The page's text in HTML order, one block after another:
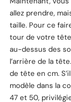
allez prendre,
taille. Pour ce
tour de votre
au-dessus des
l’arrière de la
de tête en cm.
modèle dans la
47 et 50,